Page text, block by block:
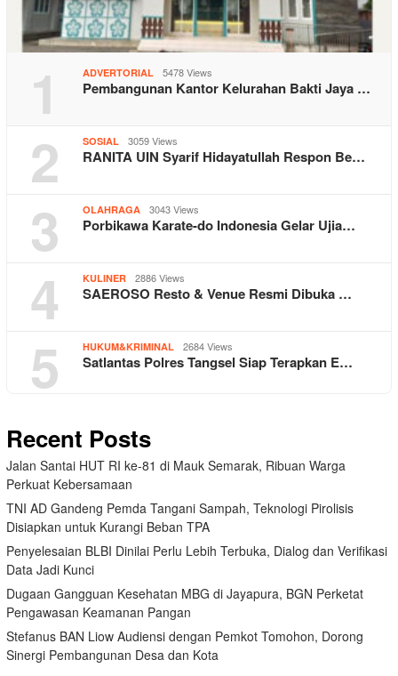
1 ADVERTORIAL 5478 Views
Pembangunan Kantor Kelurahan Bakti Jaya …
2 SOSIAL 3059 Views
RANITA UIN Syarif Hidayatullah Respon Be…
3 OLAHRAGA 3043 Views
Porbikawa Karate-do Indonesia Gelar Ujia…
4 KULINER 2886 Views
SAEROSO Resto & Venue Resmi Dibuka …
5 HUKUM&KRIMINAL 2684 Views
Satlantas Polres Tangsel Siap Terapkan E…
Recent Posts
Jalan Santai HUT RI ke-81 di Mauk Semarak, Ribuan Warga
Perkuat Kebersamaan
TNI AD Gandeng Pemda Tangani Sampah, Teknologi Pirolisis
Disiapkan untuk Kurangi Beban TPA
Penyelesaian BLBI Dinilai Perlu Lebih Terbuka, Dialog dan Verifikasi
Data Jadi Kunci
Dugaan Gangguan Kesehatan MBG di Jayapura, BGN Perketat
Pengawasan Keamanan Pangan
Stefanus BAN Liow Audiensi dengan Pemkot Tomohon, Dorong
Sinergi Pembangunan Desa dan Kota